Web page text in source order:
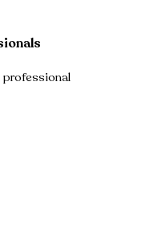
professional